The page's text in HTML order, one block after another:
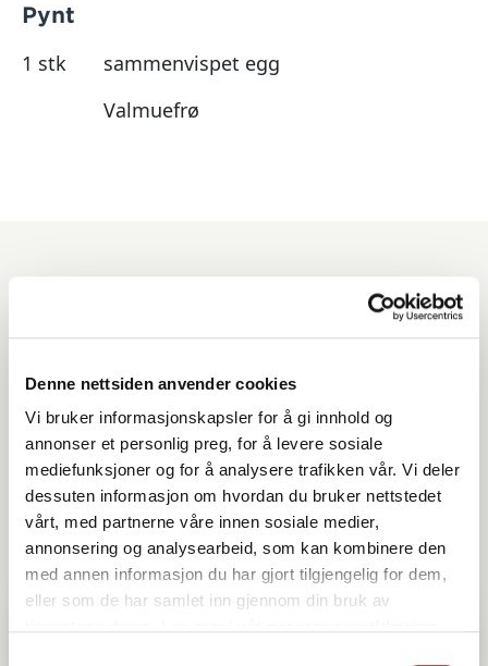
Denne nettsiden anvender cookies
Vi bruker informasjonskapsler for å gi innhold og
annonser et personlig preg, for å levere sosiale
mediefunksjoner og for å analysere trafikken vår. Vi deler
dessuten informasjon om hvordan du bruker nettstedet
vårt, med partnerne våre innen sosiale medier,
annonsering og analysearbeid, som kan kombinere den
med annen informasjon du har gjort tilgjengelig for dem,
eller som de har samlet inn gjennom din bruk av
Pynt
1 stk
sammenvispet egg
Valmuefrø
Produkter du kan benytte
til denne oppskriften